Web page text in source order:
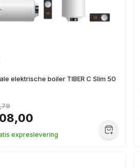
elektrische boiler TIBER C Slim 50
expreslevering